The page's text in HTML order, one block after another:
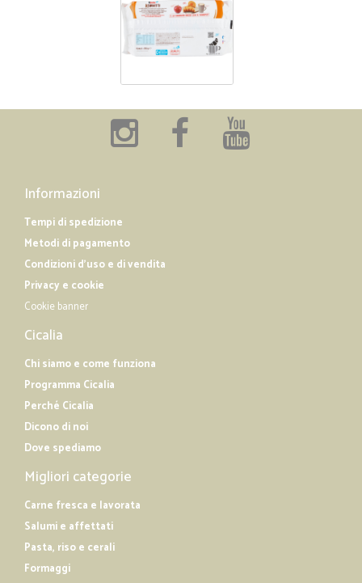
Informazioni
Tempi di spedizione
Metodi di pagamento
Condizioni d'uso e di vendita
Privacy e cookie
Cookie banner
Cicalia
Chi siamo e come funziona
Programma Cicalia
Perché Cicalia
Dicono di noi
Dove spediamo
Migliori categorie
Carne fresca e lavorata
Salumi e affettati
Pasta, riso e cerali
Formaggi